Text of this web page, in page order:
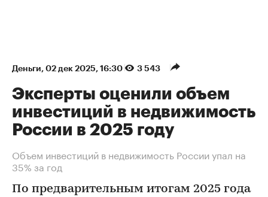
Деньги⁠, 02 дек 2025, 16:30 3 543
Эксперты оценили объем
инвестиций в недвижимость
России в 2025 году
Объем инвестиций в недвижимость России упал на
35% за год
По предварительным итогам 2025 года